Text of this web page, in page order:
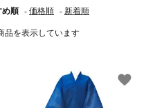
掲示板・屋外用品・
め順 - 価格順 - 新着順
品を表示しています
favorite